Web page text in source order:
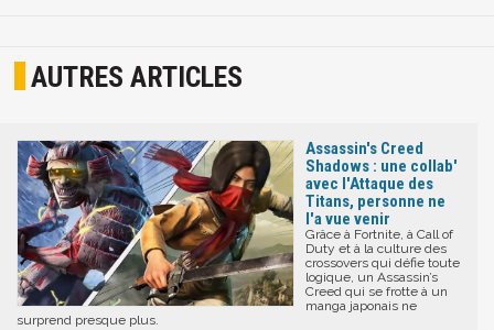
AUTRES ARTICLES
Assassin's Creed
Shadows : une collab'
avec l'Attaque des
Titans, personne ne
l'a vue venir
Grâce à Fortnite, à Call of
Duty et à la culture des
crossovers qui défie toute
logique, un Assassin’s
Creed qui se frotte à un
manga japonais ne
surprend presque plus.